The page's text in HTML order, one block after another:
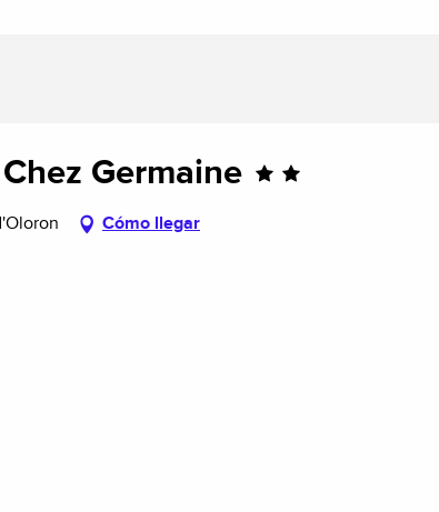
Germaine
Cómo llegar